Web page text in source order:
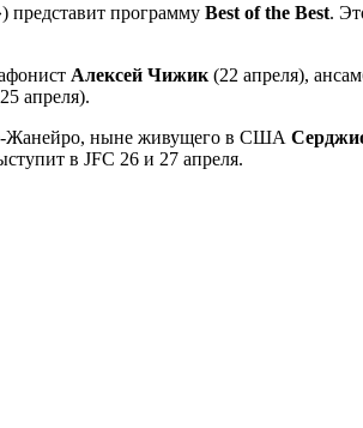
представит программу Best of the Best.
Алексей Чижик (22 апреля),
апреля).
Жанейро, ныне живущего в США
в JFC 26 и 27 апреля.